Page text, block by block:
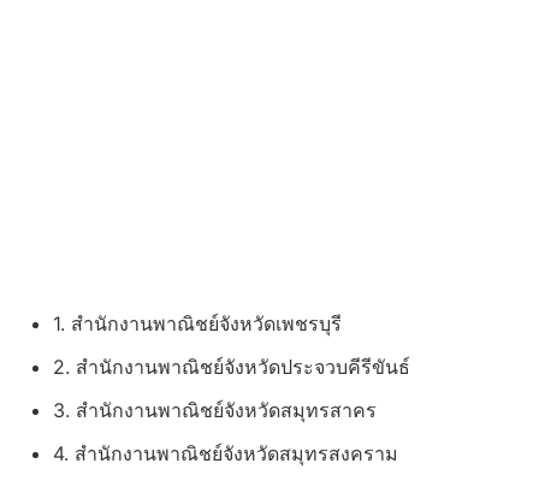
1. สำนักงานพาณิชย์จังหวัดเพชรบุรี
2. สำนักงานพาณิชย์จังหวัดประจวบคีรีขันธ์
3. สำนักงานพาณิชย์จังหวัดสมุทรสาคร
4. สำนักงานพาณิชย์จังหวัดสมุทรสงคราม